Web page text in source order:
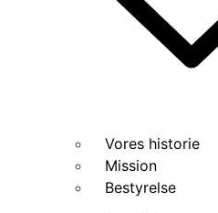
Vores historie
Mission
Bestyrelse